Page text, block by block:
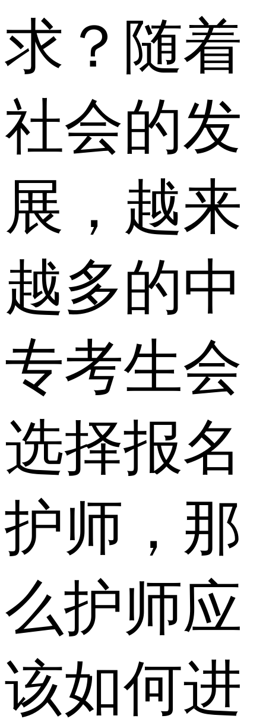
求？随着
社会的发
展，越来
越多的中
专考生会
选择报名
护师，那
么护师应
该如何进